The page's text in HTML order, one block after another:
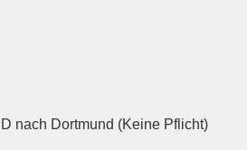
nach Dortmund (Keine Pflicht)